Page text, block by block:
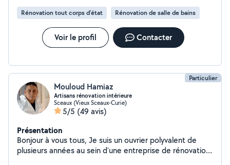
Rénovation tout corps d’état Rénovation de salle de bains
Voir le profil Contacter
Particulier
Mouloud Hamiaz
Artisans rénovation intérieure
Sceaux (Vieux Sceaux-Curie)
5/5 (49 avis)
Présentation
Bonjour à vous tous, Je suis un ouvrier polyvalent de
plusieurs années au sein d'une entreprise de rénovation